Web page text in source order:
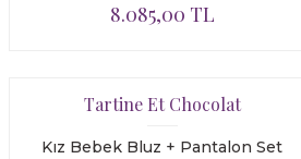
8.085,00 TL
Tartine Et Chocolat
Kız Bebek Bluz + Pantalon Set